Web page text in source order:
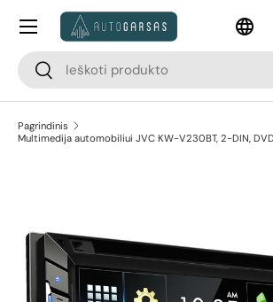
Pereiti prie turinio
Paieška
Paieška
Kalba
Meniu
Pagrindinis
Multimedija automobiliui JVC KW-V230BT, 2-DIN, DVD,